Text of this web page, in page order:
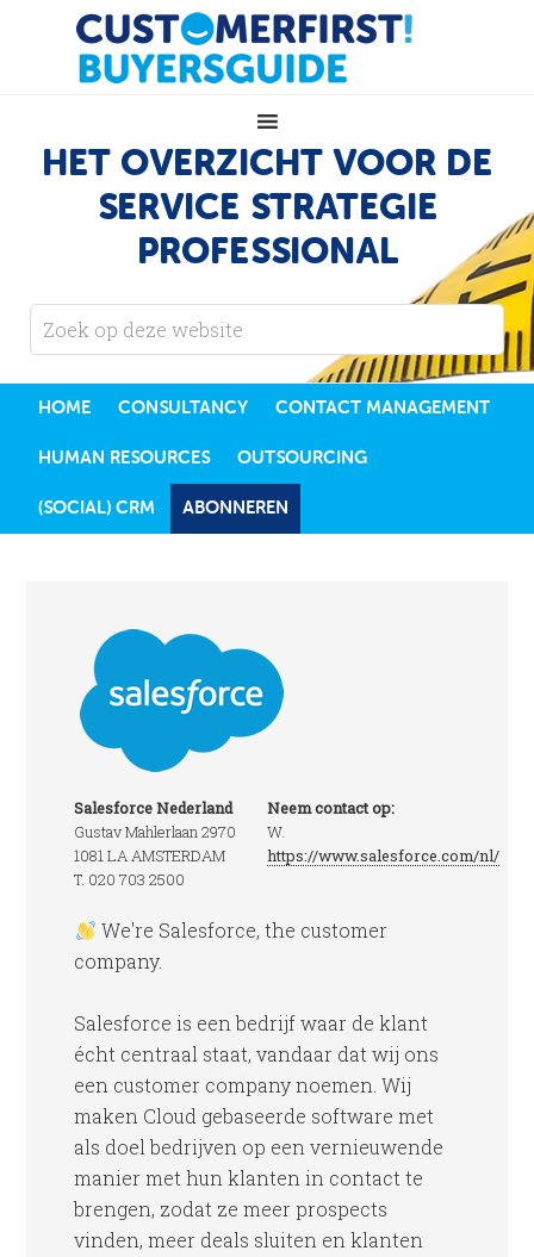
HET OVERZICHT VOOR DE
SERVICE STRATEGIE
PROFESSIONAL
HOME CONSULTANCY CONTACT MANAGEMENT
HUMAN RESOURCES OUTSOURCING
(SOCIAL) CRM ABONNEREN
Salesforce Nederland
Gustav Mahlerlaan 2970
1081 LA AMSTERDAM
T. 020 703 2500
Neem contact op:
W.
https://www.salesforce.com/nl/
We're Salesforce, the customer
company.
Salesforce is een bedrijf waar de klant
écht centraal staat, vandaar dat wij ons
een customer company noemen. Wij
maken Cloud gebaseerde software met
als doel bedrijven op een vernieuwende
manier met hun klanten in contact te
brengen, zodat ze meer prospects
vinden, meer deals sluiten en klanten